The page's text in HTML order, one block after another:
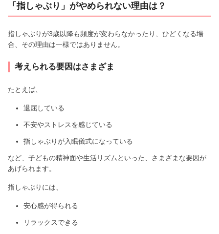
「指しゃぶり」がやめられない理由は？
指しゃぶりが3歳以降も頻度が変わらなかったり、ひどくなる場
合、その理由は一様ではありません。
考えられる要因はさまざま
たとえば、
退屈している
不安やストレスを感じている
指しゃぶりが入眠儀式になっている
など、子どもの精神面や生活リズムといった、さまざまな要因が
あげられます。
指しゃぶりには、
安心感が得られる
リラックスできる